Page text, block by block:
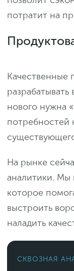
потратит на
Качественные
нового нужна
потребностей
На рынке
аналитики. Мы
которое
выстроить
наладить
СКВОЗНАЯ